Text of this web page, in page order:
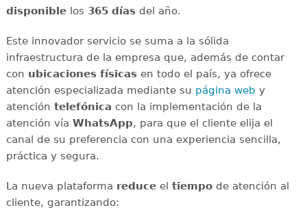
disponiblelos 365 díasdel año.
Este innovador servicio se suma a la sólida
infraestructura de la empresa que, además de contar
con ubicaciones físicasen todo el país, ya ofrece
atención especializada mediante su página web y
atención telefónica con la implementación de la
atención vía WhatsApp, para que el cliente elija el
canal de su preferencia con una experiencia sencilla,
práctica y segura.
La nueva plataforma reduceel tiempode atención al
cliente, garantizando: